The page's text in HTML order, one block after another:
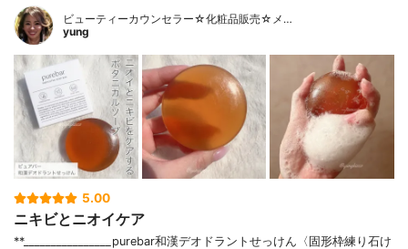
ビューティーカウンセラー☆化粧品販売☆メ…
yung
5.00
ニキビとニオイケア
**________________⁡⁡purebar⁡和漢デオドラントせっけん〈固形枠練り石け